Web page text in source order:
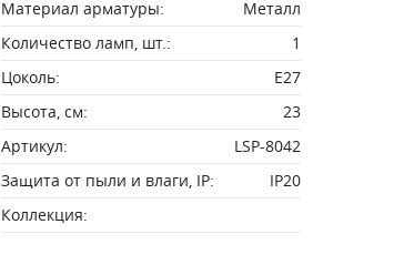
Материал арматуры:
Металл
Количество ламп, шт.:
1
Цоколь:
E27
Высота, см:
23
Артикул:
LSP-8042
Защита от пыли и влаги, IP:
IP20
Коллекция: